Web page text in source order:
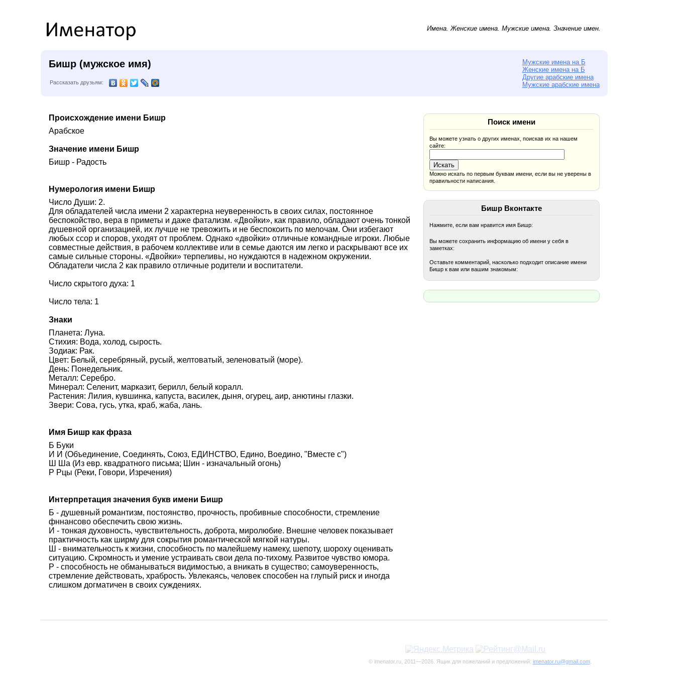
Имена.Женские имена.Мужские имена. Значение имен.
Бишр (мужское имя)
Мужские имена на Б
Женские имена на Б
Другие арабские имена
Мужские арабские имена
Рассказать друзьям:
Происхождение имени Бишр
Арабское
Значение имени Бишр
Бишр - Радость
Нумерология имени Бишр
Число Души: 2.
Для обладателей числа имени 2 характерна неуверенность в своих силах, постоянное
беспокойство, вера в приметы и даже фатализм. «Двойки», как правило, обладают очень тонкой
душевной организацией, их лучше не тревожить и не беспокоить по мелочам. Они избегают
любых ссор и споров, уходят от проблем. Однако «двойки» отличные командные игроки. Любые
совместные действия, в рабочем коллективе или в семье даются им легко и раскрывают все их
самые сильные стороны. «Двойки» терпеливы, но нуждаются в надежном окружении.
Обладатели числа 2 как правило отличные родители и воспитатели.
Число скрытого духа: 1
Число тела: 1
Знаки
Планета: Луна.
Стихия: Вода, холод, сырость.
Зодиак: Рак.
Цвет: Белый, серебряный, русый, желтоватый, зеленоватый (море).
День: Понедельник.
Металл: Серебро.
Минерал: Селенит, марказит, берилл, белый коралл.
Растения: Лилия, кувшинка, капуста, василек, дыня, огурец, аир, анютины глазки.
Звери: Сова, гусь, утка, краб, жаба, лань.
Имя Бишр как фраза
Б Буки
И И (Объединение, Соединять, Союз, ЕДИНСТВО, Едино, Воедино, "Вместе с")
Ш Ша (Из евр. квадратного письма; Шин - изначальный огонь)
Р Рцы (Реки, Говори, Изречения)
Интерпретация значения букв имени Бишр
Б - душевный романтизм, постоянство, прочность, пробивные способности, стремление
фннансово обеспечить свою жизнь.
И - тонкая духовность, чувствительность, доброта, миролюбие. Внешне человек показывает
практичность как ширму для сокрытия романтической мягкой натуры.
Ш - внимательность к жизни, способность по малейшему намеку, шепоту, шороху оценивать
ситуацию. Скромность и умение устраивать свои дела по-тихому. Развитое чувство юмора.
Р - способность не обманываться видимостью, а вникать в существо; самоуверенность,
стремление действовать, храбрость. Увлекаясь, человек способен на глупый риск и иногда
слишком догматичен в своих суждениях.
Поиск имени
Вы можете узнать о других именах, поискав их на нашем
сайте:
Можно искать по первым буквам имени, если вы не уверены в
правильности написания.
Бишр Вконтакте
Нажмите, если вам нравится имя Бишр:
Вы можете сохранить информацию об имени у себя в
заметках:
Оставьте комментарий, насколько подходит описание имени
Бишр к вам или вашим знакомым:
© imenator.ru, 2011—2026. Ящик для пожеланий и предложений: imenator.ru@gmail.com.